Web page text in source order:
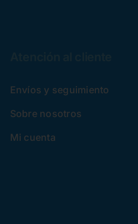
Envíos y seguimiento
Sobre nosotros
Mi cuenta